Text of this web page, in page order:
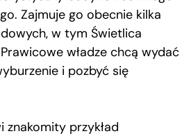
Zajmuje go obecnie kilka
w tym Świetlica
władze chcą wydać
i pozbyć się
znakomity przykład